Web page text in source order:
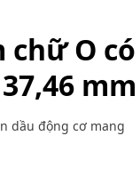
chữ O có
mm
dầu động cơ mang